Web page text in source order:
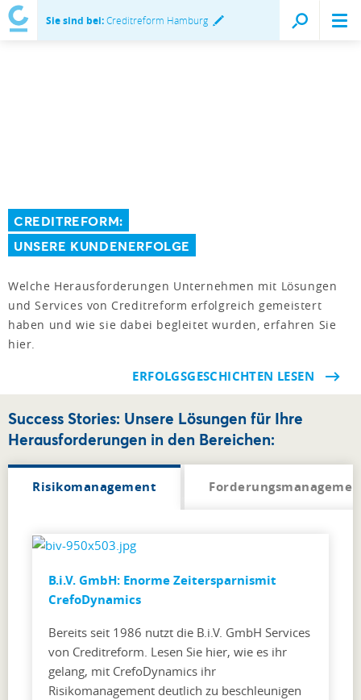
Sie sind bei:Creditreform Hamburg
CREDITREFORM:
UNSERE KUNDENERFOLGE
Welche Herausforderungen Unternehmen mit Lösungen
und Services von Creditreform erfolgreich gemeistert
haben und wie sie dabei begleitet wurden, erfahren Sie
hier.
ERFOLGSGESCHICHTEN LESEN
Success Stories: Unsere Lösungen für Ihre
Herausforderungen in den Bereichen:
Risikomanagement
B.i.V. GmbH: Enorme Zeitersparnismit
CrefoDynamics
Bereits seit 1986 nutzt die B.i.V. GmbH Services
von Creditreform. Lesen Sie hier, wie es ihr
gelang, mit CrefoDynamics ihr
Risikomanagement deutlich zu beschleunigen